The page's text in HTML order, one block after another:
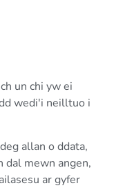
un chi yw ei
wedi'i neilltuo i
allan o ddata,
dal mewn angen,
ar gyfer